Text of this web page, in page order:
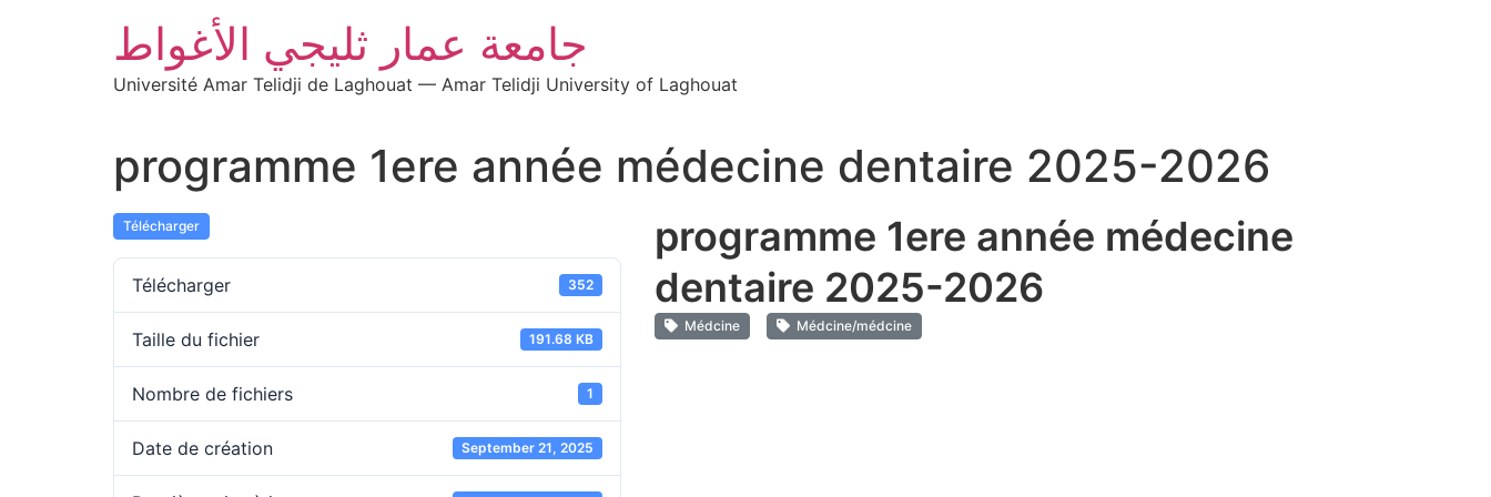
جامعة عمار ثليجي الأغواط
Université Amar Telidji de Laghouat — Amar Telidji University of Laghouat
programme 1ere année médecine dentaire 2025-2026
Télécharger
Télécharger 352
Taille du fichier 191.68 KB
Nombre de fichiers 1
Date de création September 21, 2025
programme 1ere année médecine
dentaire 2025-2026
Médcine Médcine/médcine